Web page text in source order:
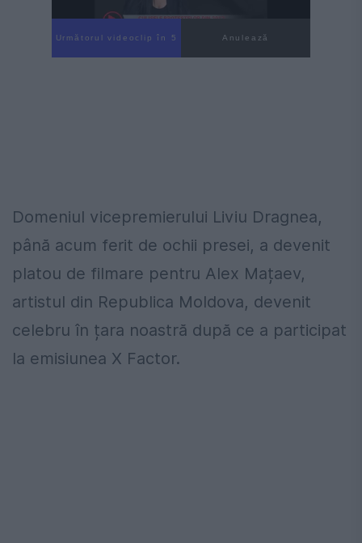
Următorul videoclip în 4 Anulează
Domeniul vicepremierului Liviu Dragnea,
până acum ferit de ochii presei, a devenit
platou de filmare pentru Alex Mațaev,
artistul din Republica Moldova, devenit
celebru în țara noastră după ce a participat
la emisiunea X Factor.